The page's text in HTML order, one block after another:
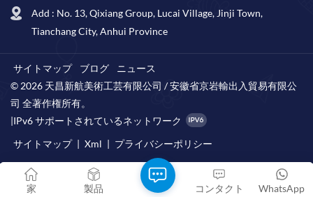
Add : No. 13, Qixiang Group, Lucai Village, Jinji Town,
Tianchang City, Anhui Province
サイトマップ ブログ
ニュース
© 2026 天昌新航美術工芸有限公司 / 安徽省京岩輸出入貿易有限公
司 全著作権所有。
|IPv6 サポートされているネットワーク
サイトマップ | Xml | プライバシーポリシー
家 製品 WhatsApp
コンタクト